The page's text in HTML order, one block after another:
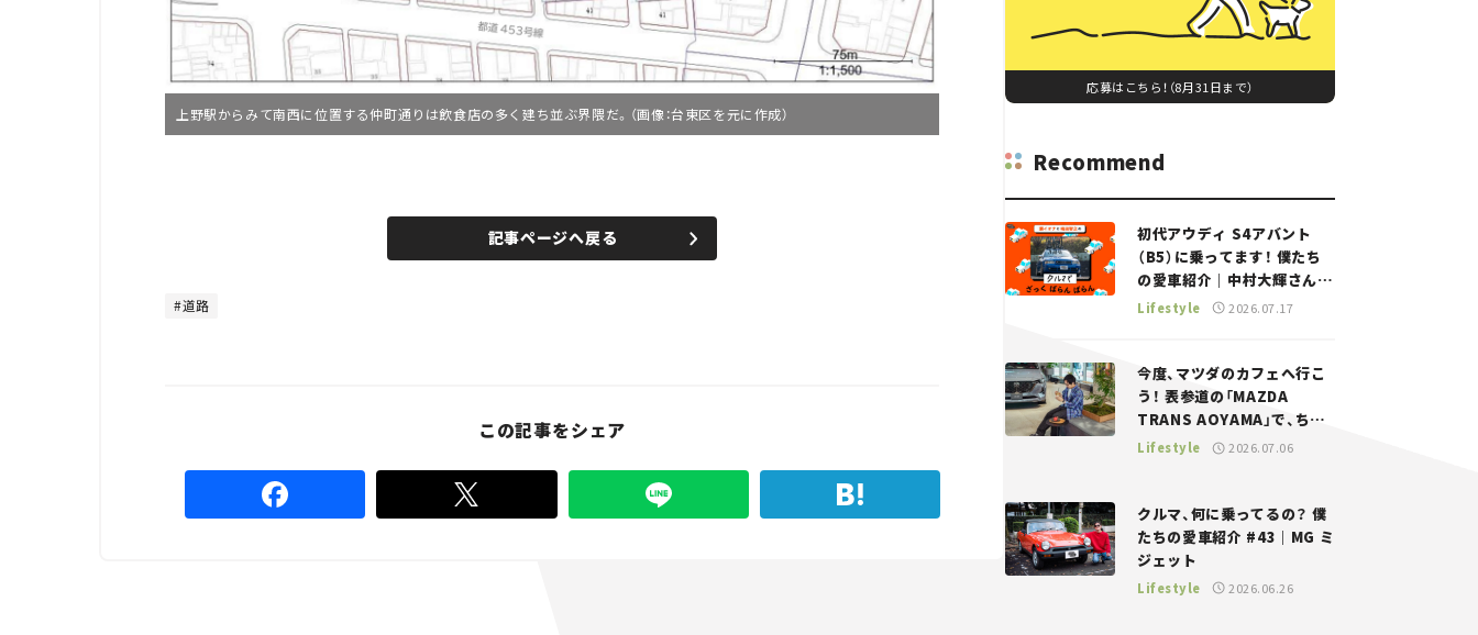
上野駅からみて南西に位置する仲町通りは飲食店の多く建ち並ぶ界隈だ。（画像：台東区を元に作成）
記事ページへ戻る
道路
この記事をシェア
応募はこちら！（8月31日まで）
Recommend
初代アウディ S4アバント
（B5）に乗ってます！ 僕たち
の愛車紹介｜中村大輝さん
——瀬イオナと嶋田智之の
Lifestyle 2026.07.17
今度、マツダのカフェへ行こ
う！ 表参道の「MAZDA
TRANS AOYAMA」で、ちょ
っとひと息。——連載｜CCG
Lifestyle 2026.07.06
クルマ、何に乗ってるの？ 僕
たちの愛車紹介 #43｜MG ミ
ジェット
Lifestyle 2026.06.26